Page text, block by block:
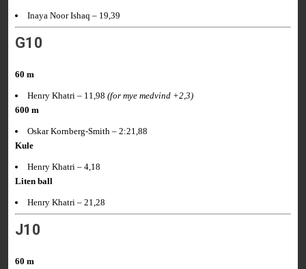
Inaya Noor Ishaq – 19,39
G10
60 m
Henry Khatri – 11,98(for mye medvind +2,3)
600 m
Oskar Kornberg-Smith – 2:21,88
Kule
Henry Khatri – 4,18
Liten ball
Henry Khatri – 21,28
J10
60 m